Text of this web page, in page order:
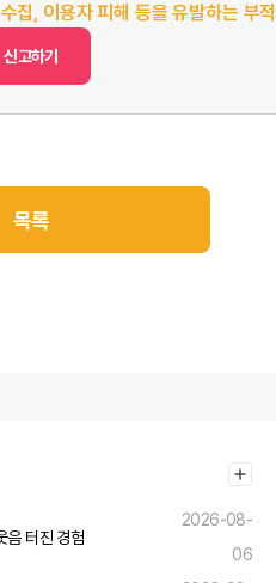
집, 이용자 피해 등을 유발하는 부
신고하기
목록
음 터진 경험
2026-08-
06